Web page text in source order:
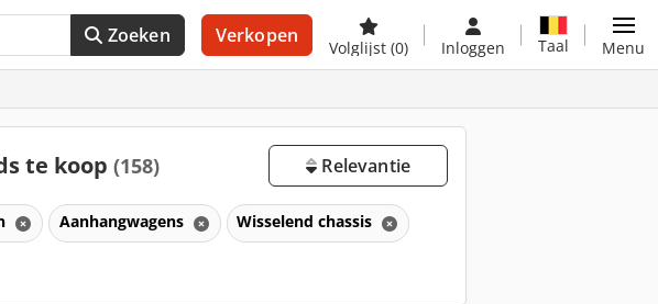
Zoeken Verkopen
Volglijst (0) Inloggen Taal Menu
te koop (158) Relevantie
Aanhangwagens Wisselend chassis